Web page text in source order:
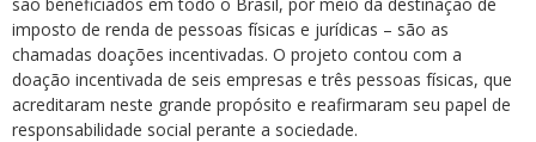
imposto de renda de pessoas físicas e jurídicas – são as
chamadas doações incentivadas. O projeto contou com a
doação incentivada de seis empresas e três pessoas físicas, que
acreditaram neste grande propósito e reafirmaram seu papel de
responsabilidade social perante a sociedade.